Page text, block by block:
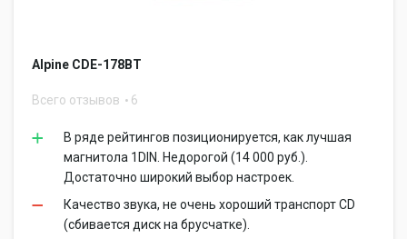
Alpine CDE-178BT
Всего отзывов 6
В ряде рейтингов позиционируется, как лучшая
магнитола 1DIN. Недорогой (14 000 руб.).
Достаточно широкий выбор настроек.
Качество звука, не очень хороший транспорт CD
(сбивается диск на брусчатке).